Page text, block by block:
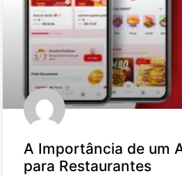
A Importância de um
para Restaurantes